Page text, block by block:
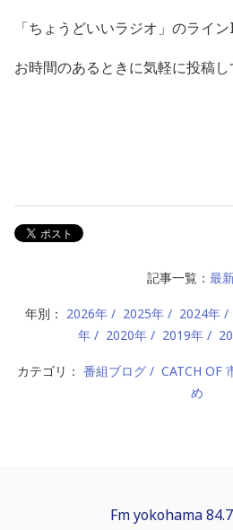
「ちょうどいいラジオ」のライ
お時間のあるときに気軽に投稿
記事一覧： 最
年別： 2026年 2025年 2024年
年
2020年 2019年
カテゴリ： 番組ブログ CATCH OF
め
Fm yokohama